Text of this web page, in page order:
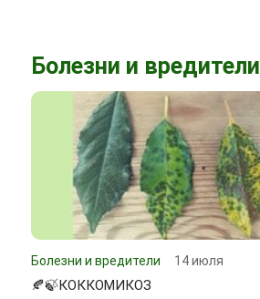
Болезни и вредители
Болезни и вредители 14 июля
🍂🍃КОККОМИКОЗ